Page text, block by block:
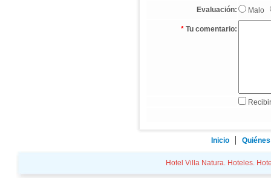
Evaluación: Malo
* Tu comentario:
Inicio
Hotel Villa Natura. Hoteles.